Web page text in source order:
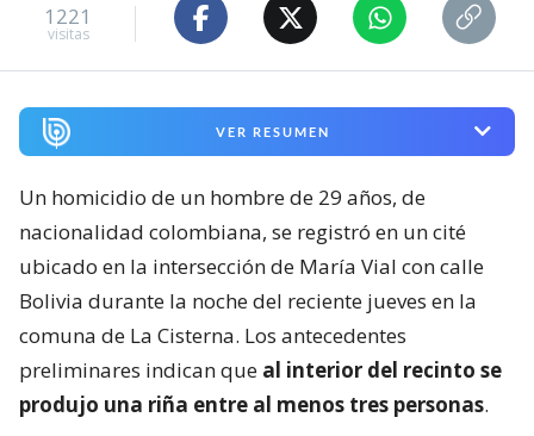
1221
visitas
VER RESUMEN
Un homicidio de un hombre de 29 años, de
nacionalidad colombiana, se registró en un cité
ubicado en la intersección de María Vial con calle
Bolivia durante la noche del reciente jueves en la
comuna de La Cisterna. Los antecedentes
preliminares indican que al interior del recinto se
produjo una riña entre al menos tres personas.